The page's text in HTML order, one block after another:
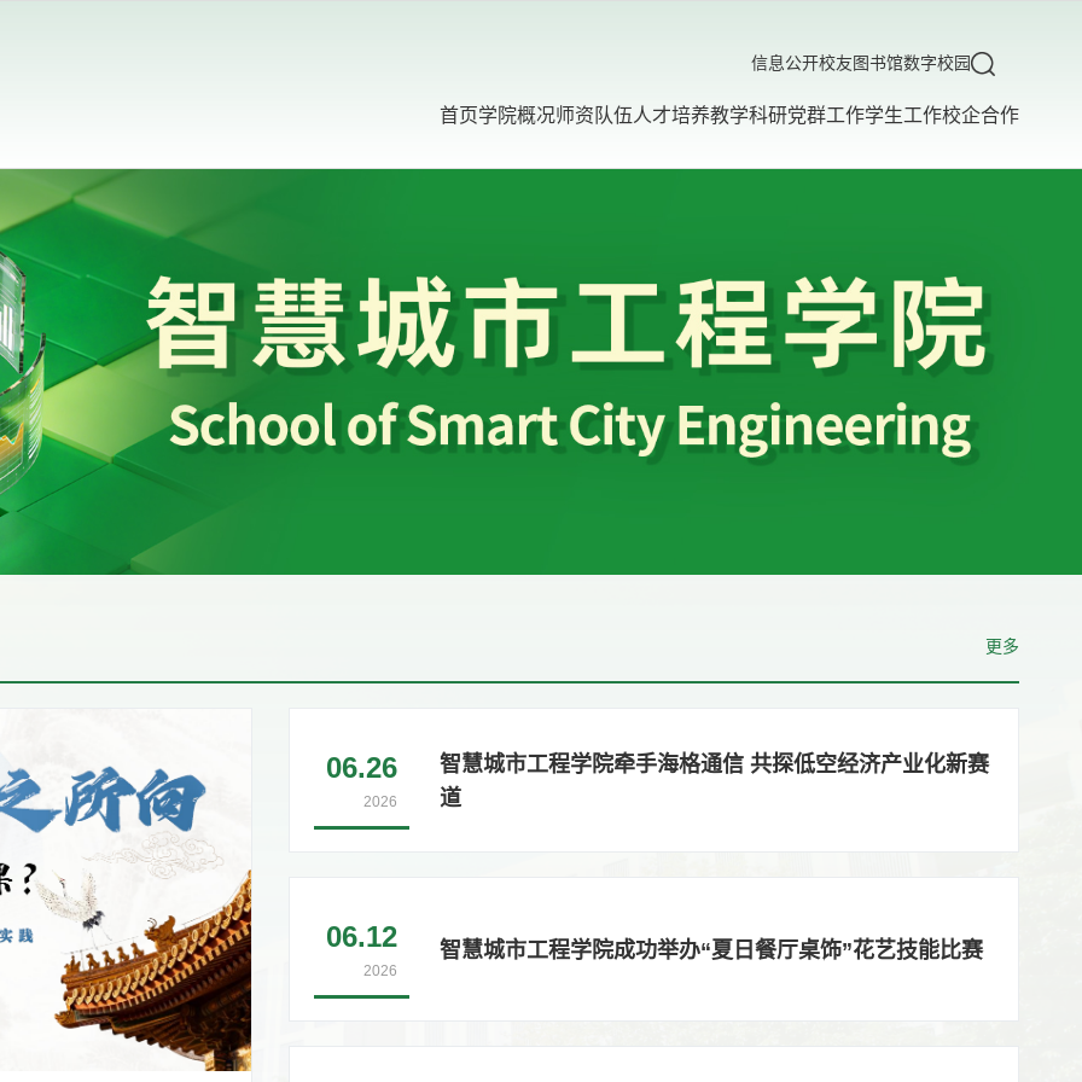
信息公开校友图书馆数字校园
首页学院概况师资队伍人才培养教学科研党群工作学生工作校企合作
更多
06.26
2026
智慧城市工程学院牵手海格通信 共探低空经济产业化新赛
道
06.12
2026
智慧城市工程学院成功举办“夏日餐厅桌饰”花艺技能比赛